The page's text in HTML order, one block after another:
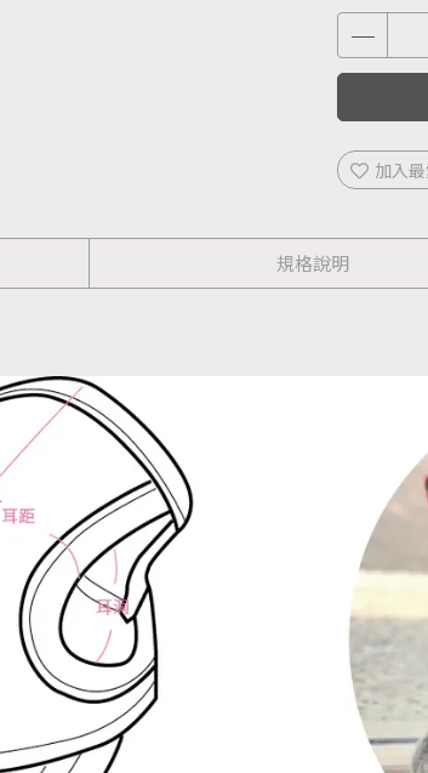
加入
規格說明